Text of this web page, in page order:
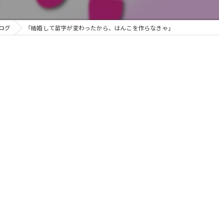
グ 「結婚して苗字が変わったから、はんこを作らなきゃ」